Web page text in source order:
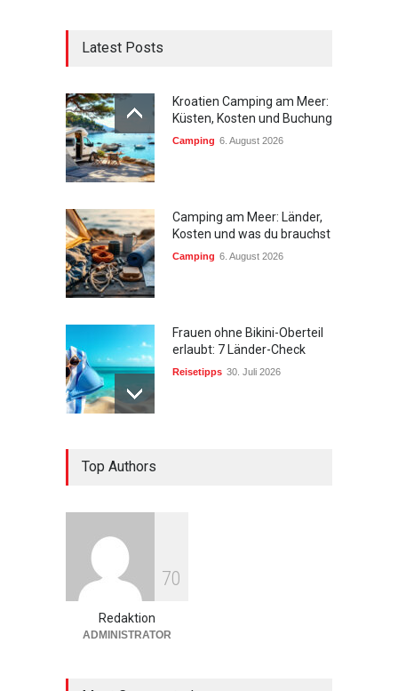
Latest Posts
Kroatien Camping am Meer:
Küsten, Kosten und Buchung
Camping 6. August 2026
Camping am Meer: Länder,
Kosten und was du brauchst
Camping 6. August 2026
Frauen ohne Bikini-Oberteil
erlaubt: 7 Länder-Check
Reisetipps 30. Juli 2026
Tipps fürs perfekte Wetter
Top Authors
70
Redaktion
ADMINISTRATOR